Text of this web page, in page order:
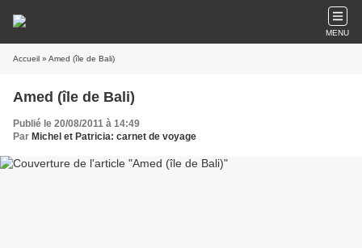
MENU
Accueil » Amed (île de Bali)
Amed (île de Bali)
Publié le 20/08/2011 à 14:49
Par Michel et Patricia: carnet de voyage